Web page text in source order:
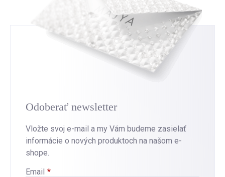
Odoberať newsletter
Vložte svoj e-mail a my Vám budeme zasielať
informácie o nových produktoch na našom e-
shope.
Email